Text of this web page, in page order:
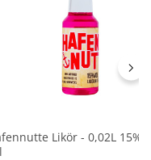
Likör - 0,02L 15%